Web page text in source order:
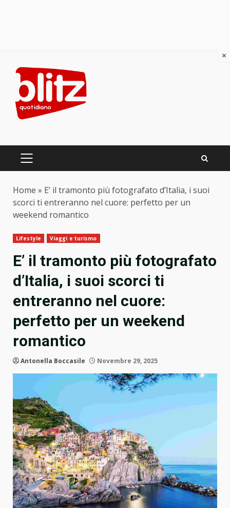
content
PRIMARY
Home » E’ il tramonto più fotografato d’Italia, i suoi
scorci ti entreranno nel cuore: perfetto per un
weekend romantico
Lifestyle Viaggi e turismo
E’ il tramonto più fotografato
d’Italia, i suoi scorci ti
entreranno nel cuore:
perfetto per un weekend
romantico
Antonella Boccasile Novembre 29, 2025
×